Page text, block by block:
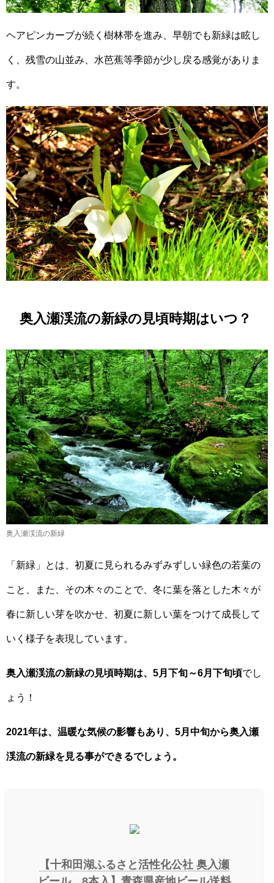
ヘアピンカーブが続く樹林帯を進み、早朝でも新緑は眩し
く、残雪の山並み、水芭蕉等季節が少し戻る感覚がありま
す。
奥入瀬渓流の新緑の見頃時期はいつ？
奥入瀬渓流の新緑
「新緑」とは、初夏に見られるみずみずしい緑色の若葉の
こと、また、その木々のことで、冬に葉を落とした木々が
春に新しい芽を吹かせ、初夏に新しい葉をつけて成長して
いく様子を表現しています。
奥入瀬渓流の新緑の見頃時期は、5月下旬～6月下旬頃でし
ょう！
2021年は、温暖な気候の影響もあり、5月中旬から奥入瀬
渓流の新緑を見る事ができるでしょう。
【十和田湖ふるさと活性化公社 奥入瀬